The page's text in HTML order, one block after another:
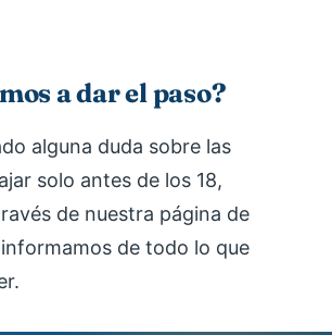
a dar el paso?
alguna duda sobre las
solo antes de los 18,
de nuestra página de
de todo lo que